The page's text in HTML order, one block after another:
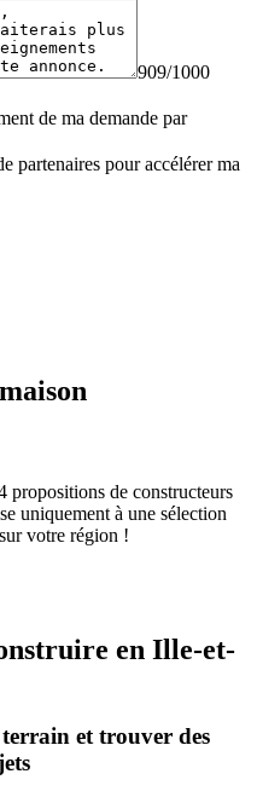
909/1000
de ma demande par
partenaires pour accélérer ma
de constructeurs
uniquement à une sélection
votre région !
en Ille-et-
et trouver des